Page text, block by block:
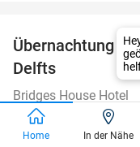
Übernachtung
Delfts
Bridges House Hotel
Delft
Verkauft: 387
Home In der Nähe